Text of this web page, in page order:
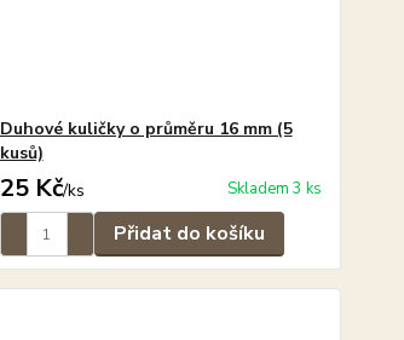
Duhové kuličky o průměru 16 mm (5
kusů)
25 Kč/ks Skladem 3 ks
Přidat do košíku